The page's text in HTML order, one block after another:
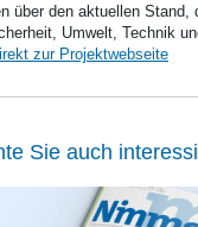
über den aktuellen
Umwelt, Technik
zur Projektwebseite
Sie auch